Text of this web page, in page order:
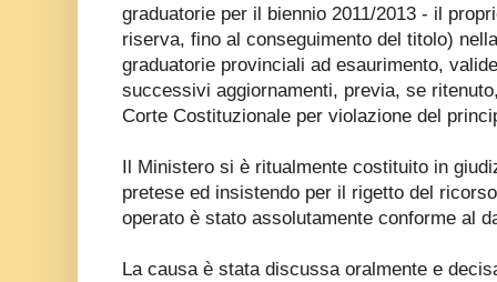
graduatorie per il biennio 2011/2013 - il
riserva, fino al conseguimento del titolo)
graduatorie provinciali ad esaurimento,
successivi aggiornamenti, previa, se
Corte Costituzionale per violazione del
Il Ministero si è ritualmente costituito in
pretese ed insistendo per il rigetto del
operato è stato assolutamente conforme al
La causa è stata discussa oralmente e